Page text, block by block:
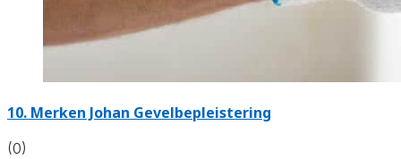
10. Merken Johan Gevelbepleistering
(0)